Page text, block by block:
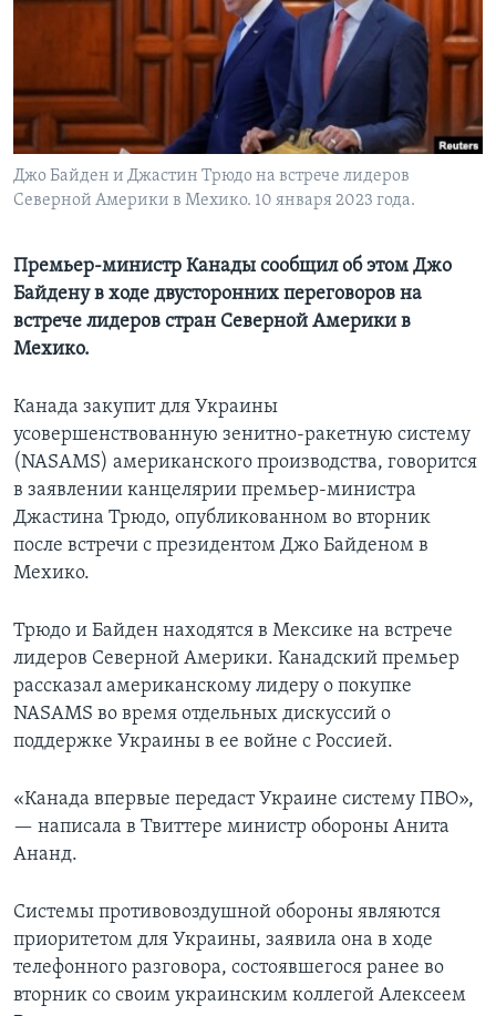
Learning English
СОЦИАЛЬНЫЕ СЕТИ
Языки
Джо Байден и Джастин Трюдо на встрече лидеров
Северной Америки в Мехико. 10 января 2023 года.
Премьер-министр Канады сообщил об этом Джо
Байдену в ходе двусторонних переговоров на
встрече лидеров стран Северной Америки в
Мехико.
Канада закупит для Украины
усовершенствованную зенитно-ракетную систему
(NASAMS) американского производства, говорится
в заявлении канцелярии премьер-министра
Джастина Трюдо, опубликованном во вторник
после встречи с президентом Джо Байденом в
Мехико.
Трюдо и Байден находятся в Мексике на встрече
лидеров Северной Америки. Канадский премьер
рассказал американскому лидеру о покупке
NASAMS во время отдельных дискуссий о
поддержке Украины в ее войне с Россией.
«Канада впервые передаст Украине систему ПВО»,
— написала в Твиттере министр обороны Анита
Ананд.
Системы противовоздушной обороны являются
приоритетом для Украины, заявила она в ходе
телефонного разговора, состоявшегося ранее во
вторник со своим украинским коллегой Алексеем